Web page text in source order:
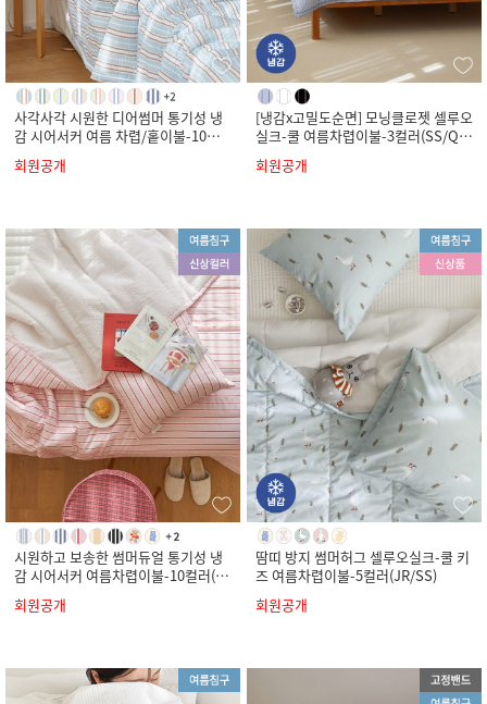
사각사각 시원한 디어썸머 통기성 냉
감 시어서커 여름 차렵/홑이불-10컬
러(SS/Q/K)
회원공개
[냉감x고밀도순면] 모닝클로젯 셀루오
실크-쿨 여름차렵이불-3컬러(SS/Q/
K)
회원공개
시원하고 보송한 썸머듀얼 통기성 냉
감 시어서커 여름차렵이불-10컬러(S
S/Q/K)
회원공개
땀띠 방지 썸머허그 셀루오실크-쿨 키
즈 여름차렵이불-5컬러(JR/SS)
회원공개